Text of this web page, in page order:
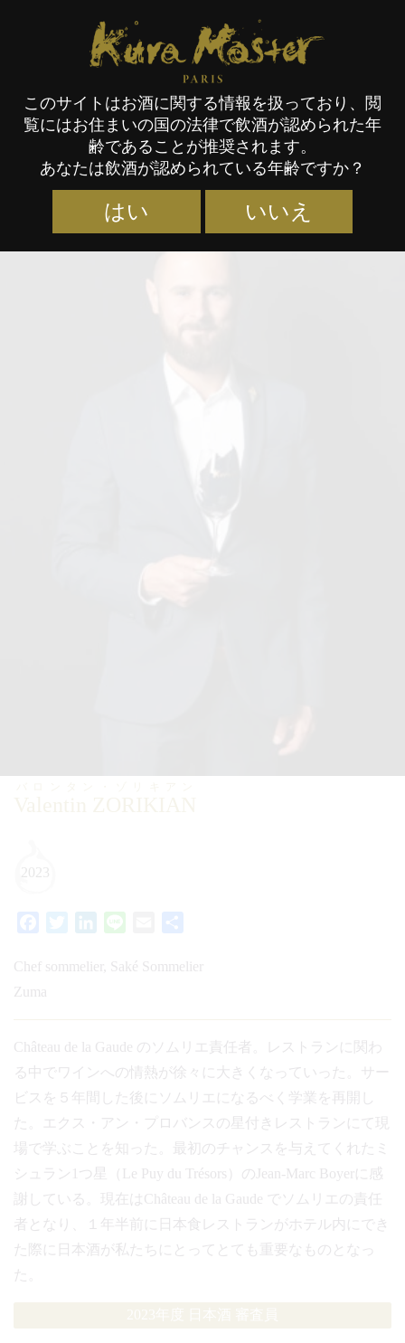
審査員
2023
FacebookTwitterLinkedIn Email
Chef sommelier, Saké Sommelier
Zuma
Château de la Gaude のソムリエ責任者。レストランに関わ
る中でワインへの情熱が徐々に大きくなっていった。サー
ビスを５年間した後にソムリエになるべく学業を再開し
た。エクス・アン・プロバンスの星付きレストランにて現
場で学ぶことを知った。最初のチャンスを与えてくれたミ
シュラン1つ星（Le Puy du Trésors）のJean-Marc Boyerに感
謝している。現在はChâteau de la Gaude でソムリエの責任
者となり、１年半前に日本食レストランがホテル内にでき
た際に日本酒が私たちにとってとても重要なものとなっ
た。
Kura Master Paris
このサイトはお酒に関する情報を扱っており、閲
覧にはお住まいの国の法律で飲酒が認められた年
齢であることが推奨されます。
あなたは飲酒が認められている年齢ですか？
はい いいえ